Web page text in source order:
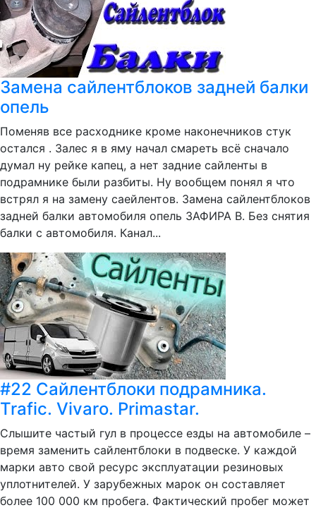
Замена сайлентблоков задней балки
опель
Поменяв все расходнике кроме наконечников стук
остался . Залес я в яму начал смареть всё сначало
думал ну рейке капец, а нет задние сайленты в
подрамнике были разбиты. Ну вообщем понял я что
встрял я на замену саейлентов. Замена сайлентблоков
задней балки автомобиля опель ЗАФИРА В. Без снятия
балки с автомобиля. Канал...
#22 Сайлентблоки подрамника.
Trafic. Vivaro. Primastar.
Слышите частый гул в процессе езды на автомобиле –
время заменить сайлентблоки в подвеске. У каждой
марки авто свой ресурс эксплуатации резиновых
уплотнителей. У зарубежных марок он составляет
более 100 000 км пробега. Фактический пробег может